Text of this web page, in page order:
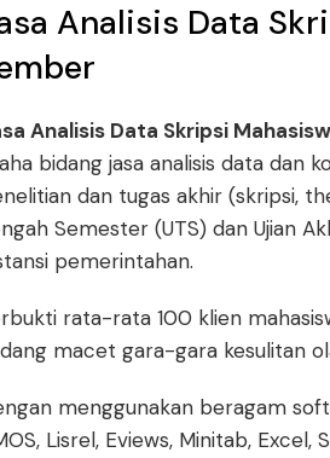
Analisis Data
Analisis Data Skripsi
bidang jasa analisis data dan
dan tugas akhir (skripsi,
Semester (UTS) dan Ujian
pemerintahan.
rata-rata 100 klien
macet gara-gara kesulitan
menggunakan beragam
Lisrel, Eviews, Minitab,